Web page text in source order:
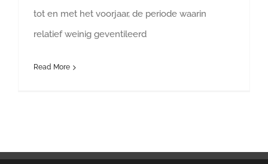
tot en met het voorjaar, de periode waarin
relatief weinig geventileerd
Read More